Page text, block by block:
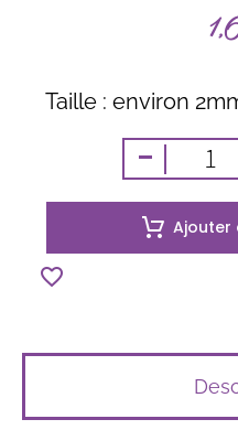
Taille : environ
-
Ajouter